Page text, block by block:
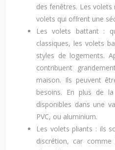
des fenêtres. Les
volets qui offrent une
Les volets battant :
classiques, les volets
styles de logements.
contribuent
maison. Ils peuvent
besoins. En plus de
disponibles dans une
PVC, ou aluminium.
Les volets pliants : ils
discrétion, car comme